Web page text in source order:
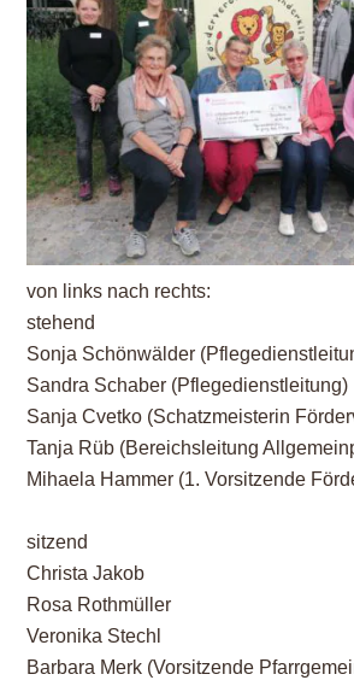
von links nach rechts:
stehend
Sonja Schönwälder
Sandra Schaber (Pflegedienstleitung)
Sanja Cvetko (Schatzmeisterin
Tanja Rüb (Bereichsleitung
Mihaela Hammer (1. Vorsitzende
sitzend
Christa Jakob
Rosa Rothmüller
Veronika Stechl
Barbara Merk (Vorsitzende